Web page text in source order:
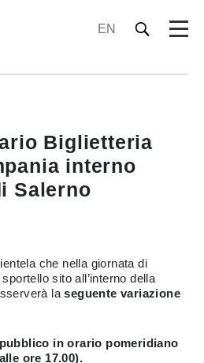
EN
Biglietteria
interno
Salerno
che nella giornata di
sportello sito all’interno della
laseguente variazione
in orario pomeridiano
ore 17.00).